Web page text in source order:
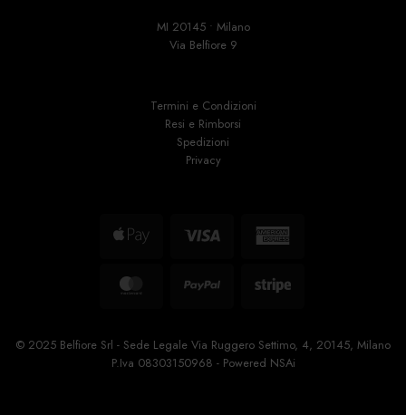
MI 20145 • Milano
Via Belfiore 9
Termini e Condizioni
Resi e Rimborsi
Spedizioni
Privacy
Apple
Visa
American
MasterCard
Stripe
© 2025 Belfiore Srl - Sede Legale Via Ruggero Settimo, 4, 20145, Milano
P.Iva 08303150968 - Powered NSAi